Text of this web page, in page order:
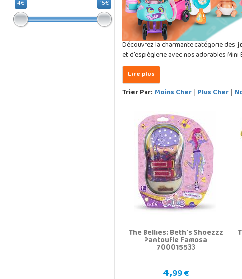
4€ 15€
Découvrez la charmante catégorie des
et d'espièglerie avec nos adorables Mini
Trier Par: Moins Cher| Plus Cher|
The Bellies: Beth's Shoezzz
Pantoufle Famosa
700015533
4,99 €